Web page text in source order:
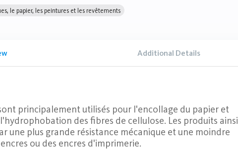
le papier, les peintures et les revêtements
Additional Details
principalement utilisés pour l'encollage du papier et
des fibres de cellulose. Les produits ainsi
une plus grande résistance mécanique et une moindre
ou des encres d'imprimerie.